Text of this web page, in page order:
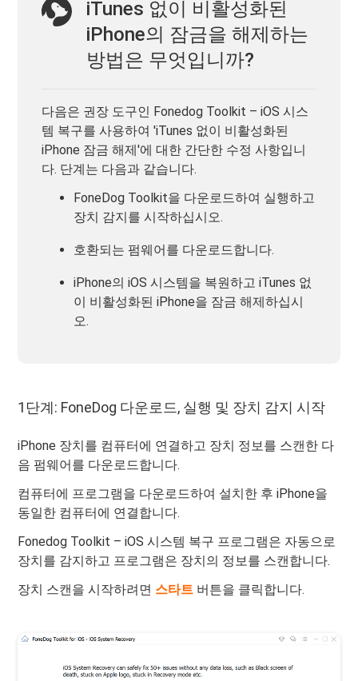
iTunes 없이 비활성화된
iPhone의 잠금을 해제하는
방법은 무엇입니까?
다음은 권장 도구인 Fonedog Toolkit – iOS 시스
템 복구를 사용하여 'iTunes 없이 비활성화된
iPhone 잠금 해제'에 대한 간단한 수정 사항입니
다. 단계는 다음과 같습니다.
FoneDog Toolkit을 다운로드하여 실행하고
장치 감지를 시작하십시오.
호환되는 펌웨어를 다운로드합니다.
iPhone의 iOS 시스템을 복원하고 iTunes 없
이 비활성화된 iPhone을 잠금 해제하십시
오.
1단계: FoneDog 다운로드, 실행 및 장치 감지 시작
iPhone 장치를 컴퓨터에 연결하고 장치 정보를 스캔한 다
음 펌웨어를 다운로드합니다.
컴퓨터에 프로그램을 다운로드하여 설치한 후 iPhone을
동일한 컴퓨터에 연결합니다.
Fonedog Toolkit – iOS 시스템 복구 프로그램은 자동으로
장치를 감지하고 프로그램은 장치의 정보를 스캔합니다.
장치 스캔을 시작하려면 스타트 버튼을 클릭합니다.